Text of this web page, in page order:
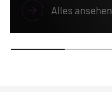
Alles ansehen